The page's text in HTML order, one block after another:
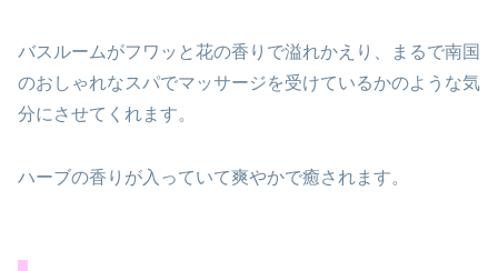
バスルームがフワッと花の香りで溢れかえり、まるで南国
のおしゃれなスパでマッサージを受けているかのような気
分にさせてくれます。
ハーブの香りが入っていて爽やかで癒されます。